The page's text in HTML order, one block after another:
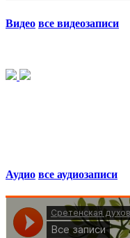
Видео все видеозаписи
Аудио все аудиозаписи